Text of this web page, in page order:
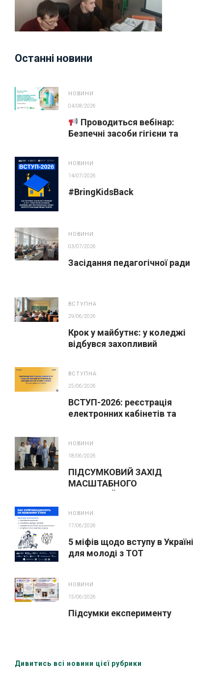
Останні новини
НОВИНИ
04/08/2026
Проводиться вебінар:
Безпечні засоби гігієни та
НОВИНИ
14/07/2026
#BringKidsBack
НОВИНИ
03/07/2026
Засідання педагогічної ради
ВСТУПНА
29/06/2026
Крок у майбутнє: у коледжі
відбувся захопливий
ВСТУПНА
25/06/2026
ВСТУП-2026: реєстрація
електронних кабінетів та
НОВИНИ
18/06/2026
ПІДСУМКОВИЙ ЗАХІД
МАСШТАБНОГО
НОВИНИ
17/06/2026
5 міфів щодо вступу в Україні
для молоді з ТОТ
НОВИНИ
15/06/2026
Підсумки експерименту
Дивитись всі новини цієї рубрики